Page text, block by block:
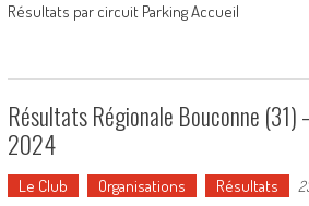
Résultats par circuit Parking Accueil
Résultats Régionale Bouconne
2024
Le Club Organisations Résultats